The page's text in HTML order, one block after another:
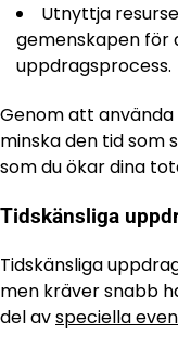
Utnyttja
gemenskapen för
uppdragsprocess.
Genom att
minska den tid som
som du ökar dina
Tidskänsliga
Tidskänsliga
men kräver snabb
del avspeciella